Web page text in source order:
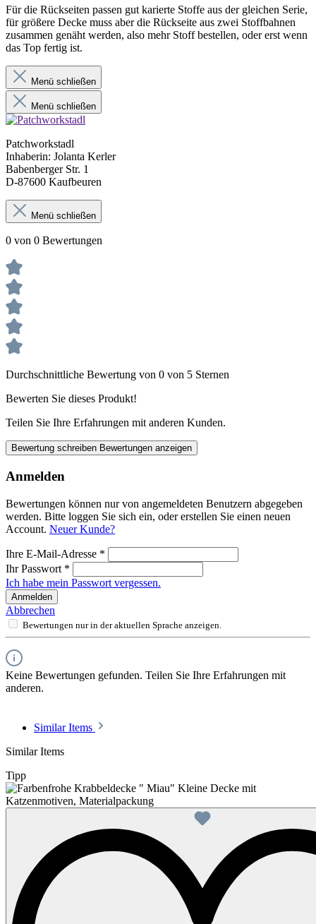
Für die Rückseiten passen gut karierte Stoffe aus der gleichen Serie,
für größere Decke muss aber die Rückseite aus zwei Stoffbahnen
zusammen genäht werden, also mehr Stoff bestellen, oder erst wenn
das Top fertig ist.
Menü schließen
Menü schließen
Patchworkstadl
Inhaberin: Jolanta Kerler
Babenberger Str. 1
D-87600 Kaufbeuren
Menü schließen
0 von 0 Bewertungen
Durchschnittliche Bewertung von 0 von 5 Sternen
Bewerten Sie dieses Produkt!
Teilen Sie Ihre Erfahrungen mit anderen Kunden.
Bewertung schreiben Bewertungen anzeigen
Anmelden
Bewertungen können nur von angemeldeten Benutzern abgegeben
werden. Bitte loggen Sie sich ein, oder erstellen Sie einen neuen
Account. Neuer Kunde?
Ihre E-Mail-Adresse *
Ihr Passwort *
Ich habe mein Passwort vergessen.
Anmelden
Abbrechen
Bewertungen nur in der aktuellen Sprache anzeigen.
Keine Bewertungen gefunden. Teilen Sie Ihre Erfahrungen mit
anderen.
Similar Items
Similar Items
Tipp